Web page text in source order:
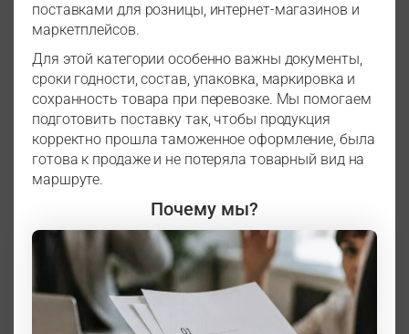
поставками для розницы, интернет-магазинов и
маркетплейсов.
Для этой категории особенно важны документы,
сроки годности, состав, упаковка, маркировка и
сохранность товара при перевозке. Мы помогаем
подготовить поставку так, чтобы продукция
корректно прошла таможенное оформление, была
готова к продаже и не потеряла товарный вид на
маршруте.
Почему мы?